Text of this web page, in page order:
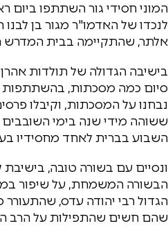
המוני חסידי גור השתתפו ביום
לנכדו של האדמו"ר מגור בן
אלתר, שהתקיימה בבית המדרש
בישיבה הגדולה של תולדות
נבחנו על המסכתות, וקיבלו
ששוהה מידי שנה בימי
השבוע בברית לאחד מחסידיו
ונסיים עם בשורה טובה,
הבשורה המשמחת, על שיפור
הגדול רבי יהודה עדס,
שהם חשים שהתפילות על הרב